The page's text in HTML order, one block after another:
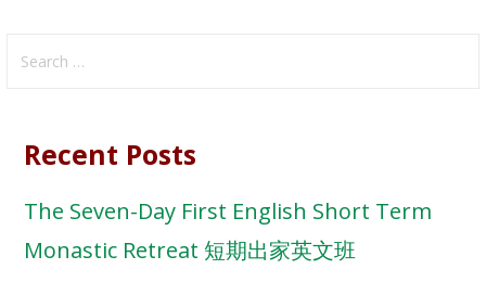
Search
Recent Posts
The Seven-Day First English Short Term
Monastic Retreat 短期出家英文班